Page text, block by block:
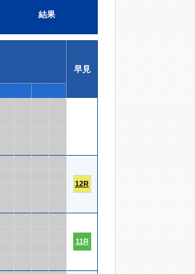
結果
早見
12R
11R